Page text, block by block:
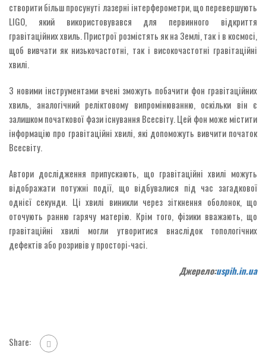
створити більш просунуті лазерні інтерферометри, що перевершують
LIGO, який використовувався для первинного відкриття
гравітаційних хвиль. Пристрої розмістять як на Землі, так і в космосі,
щоб вивчати як низькочастотні, так і високочастотні гравітаційні
хвилі.
З новими інструментами вчені зможуть побачити фон гравітаційних
хвиль, аналогічний реліктовому випромінюванню, оскільки він є
залишком початкової фази існування Всесвіту. Цей фон може містити
інформацію про гравітаційні хвилі, які допоможуть вивчити початок
Всесвіту.
Автори дослідження припускають, що гравітаційні хвилі можуть
відображати потужні події, що відбувалися під час загадкової
однієї секунди. Ці хвилі виникли через зіткнення оболонок, що
оточують ранню гарячу матерію. Крім того, фізики вважають, що
гравітаційні хвилі могли утворитися внаслідок топологічних
дефектів або розривів у просторі-часі.
Джерело:uspih.in.ua
Share: